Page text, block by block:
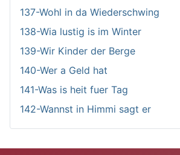
137-Wohl in da Wiederschwing
138-Wia lustig is im Winter
139-Wir Kinder der Berge
140-Wer a Geld hat
141-Was is heit fuer Tag
142-Wannst in Himmi sagt er